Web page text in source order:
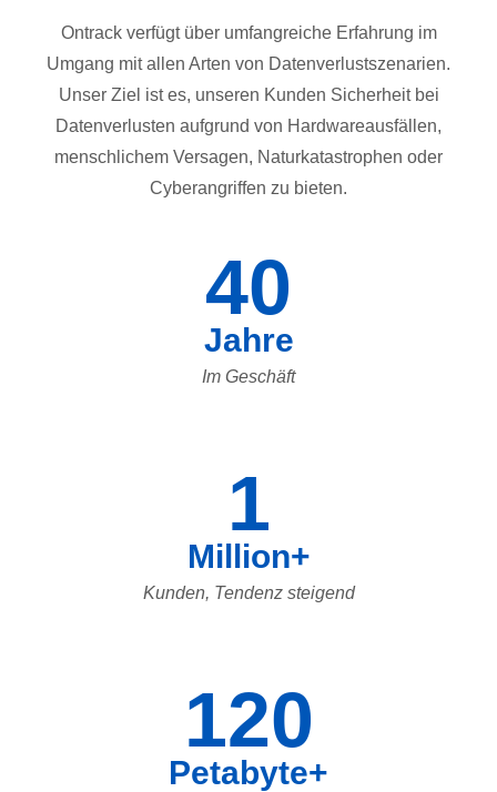
Ontrack verfügt über umfangreiche Erfahrung im
Umgang mit allen Arten von Datenverlustszenarien.
Unser Ziel ist es, unseren Kunden Sicherheit bei
Datenverlusten aufgrund von Hardwareausfällen,
menschlichem Versagen, Naturkatastrophen oder
Cyberangriffen zu bieten.
40
Jahre
Im Geschäft
1
Million+
Kunden, Tendenz steigend
120
Petabyte+